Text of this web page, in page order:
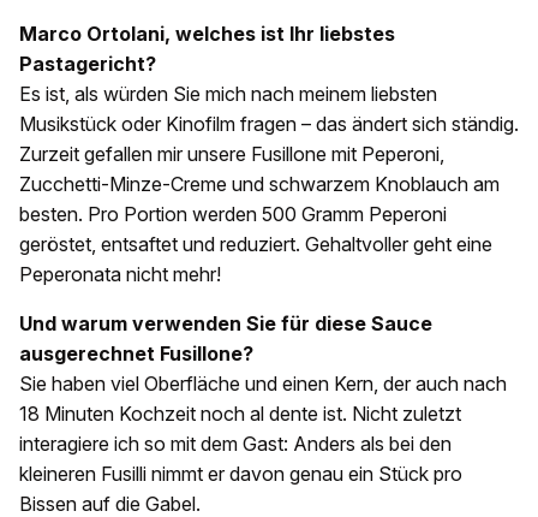
Marco Ortolani, welches ist Ihr liebstes
Pastagericht?
Es ist, als würden Sie mich nach meinem liebsten
Musikstück oder Kinofilm fragen – das ändert sich ständig.
Zurzeit gefallen mir unsere Fusillone mit Pepe­roni,
Zucchetti-Minze-Creme und schwarzem Knoblauch am
besten. Pro Portion werden 500 Gramm Peperoni
geröstet, entsaftet und reduziert. Gehaltvoller geht eine
Peperonata nicht mehr!
Und warum verwenden Sie für diese Sauce
ausgerechnet Fusillone?
Sie haben viel Oberfläche und einen Kern, der auch nach
18 Minuten Kochzeit noch al dente ist. Nicht zuletzt
interagiere ich so mit dem Gast: Anders als bei den
kleineren Fusilli nimmt er davon genau ein Stück pro
Bissen auf die Gabel.